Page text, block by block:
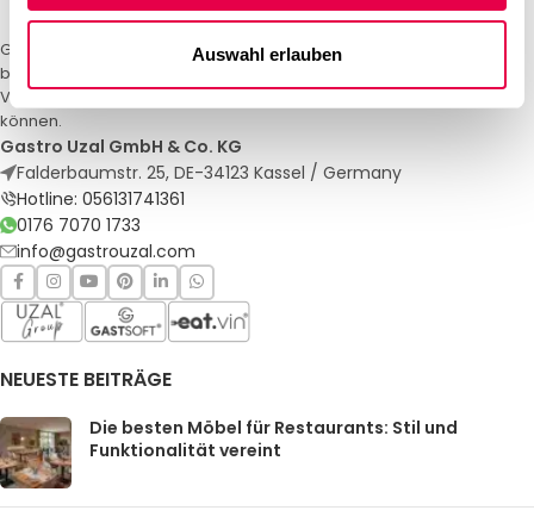
Auswahl erlauben
Gastro Uzal – Ihr Spezialist für Gastronomiemöbel und -textilien. Wir
bieten maßgeschneiderte Lösungen für Restaurants, Hotels und
Veranstaltungen. Qualität und Service, auf die Sie sich verlassen
können.
Gastro Uzal GmbH & Co. KG
Falderbaumstr. 25, DE-34123 Kassel / Germany
Hotline: 056131741361
0176 7070 1733
info@gastrouzal.com
NEUESTE BEITRÄGE
Die besten Möbel für Restaurants: Stil und
Funktionalität vereint